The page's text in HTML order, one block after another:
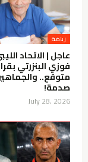
رياضة
عاجل | الاتحاد
فوزي البنزرتي
متوقع..
صدمة!
July 28, 2026